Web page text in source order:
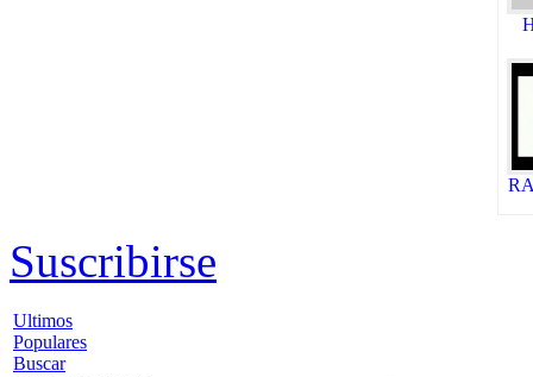
Suscribirse
Ultimos
Populares
Buscar